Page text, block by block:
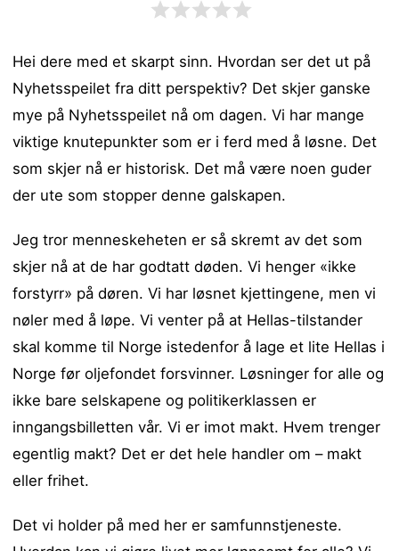
Hei dere med et skarpt sinn. Hvordan ser det ut på
Nyhetsspeilet fra ditt perspektiv? Det skjer ganske
mye på Nyhetsspeilet nå om dagen. Vi har mange
viktige knutepunkter som er i ferd med å løsne. Det
som skjer nå er historisk. Det må være noen guder
der ute som stopper denne galskapen.
Jeg tror menneskeheten er så skremt av det som
skjer nå at de har godtatt døden. Vi henger «ikke
forstyrr» på døren. Vi har løsnet kjettingene, men vi
nøler med å løpe. Vi venter på at Hellas-tilstander
skal komme til Norge istedenfor å lage et lite Hellas i
Norge før oljefondet forsvinner. Løsninger for alle og
ikke bare selskapene og politikerklassen er
inngangsbilletten vår. Vi er imot makt. Hvem trenger
egentlig makt? Det er det hele handler om – makt
eller frihet.
Det vi holder på med her er samfunnstjeneste.